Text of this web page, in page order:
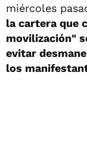
miércoles
la cartera que
movilización"
evitar
los